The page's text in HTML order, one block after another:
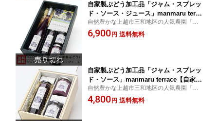
自家製ぶどう加工品「ジャム・スプレッ
ド・ソース・ジュース」manmaru terra
ce【自家栽培ぶどう使用/マスカット・
ベーリーA/生搾り/葡萄/ブドウ】【送料
自然豊かな上越市三和地区の人気農園「Am
aya farm」のマスカット・ベーリーAを生搾
りして作った、果実味のあふれる加工品シ
6,900 円 送料無料
自家製ぶどう加工品「ジャム・スプレッ
ド・ソース」manmaru terrace【自家栽
培ぶどう使用/マスカット・ベーリーA/
生搾り/葡萄/ブドウ】【送料無料】
自然豊かな上越市三和地区の人気農園「Am
aya farm」のマスカット・ベーリーAを生搾
りして作った、果実味のあふれる加工品シ
4,800 円 送料無料